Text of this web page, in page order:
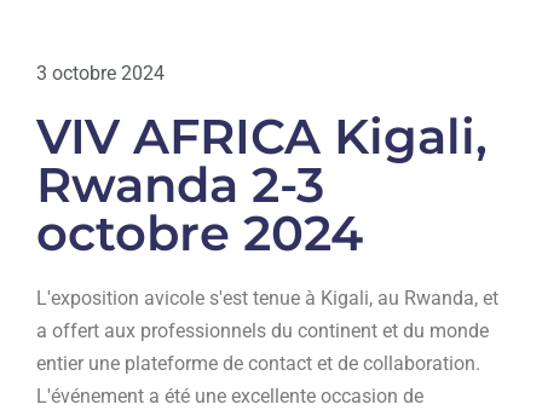
3 octobre 2024
VIV AFRICA Kigali,
Rwanda 2-3
octobre 2024
L'exposition avicole s'est tenue à Kigali, au Rwanda, et
a offert aux professionnels du continent et du monde
entier une plateforme de contact et de collaboration.
L'événement a été une excellente occasion de